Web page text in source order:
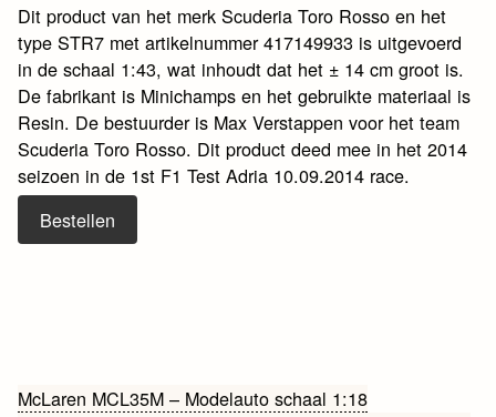
Dit product van het merk Scuderia Toro Rosso en het
type STR7 met artikelnummer 417149933 is uitgevoerd
in de schaal 1:43, wat inhoudt dat het ± 14 cm groot is.
De fabrikant is Minichamps en het gebruikte materiaal is
Resin. De bestuurder is Max Verstappen voor het team
Scuderia Toro Rosso. Dit product deed mee in het 2014
seizoen in de 1st F1 Test Adria 10.09.2014 race.
Bestellen
Bericht
McLaren MCL35M – Modelauto schaal 1:18